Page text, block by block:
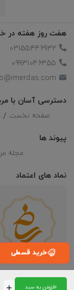
افزودن به سبد +
خرید قسطی
هفت روز هفته در
03155446932
09931046355
دسترسی آسان با
صفحه نخست
پیوند ها
مجله
نماد های اعتماد
تمامی حقوق